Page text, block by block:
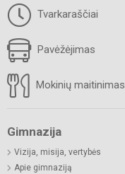
Tvarkaraščiai
Pavėžėjimas
Mokinių maitinimas
Gimnazija
Vizija, misija, vertybės
Apie gimnaziją